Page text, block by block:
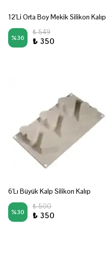
12'Li Orta Boy Mekik Silikon Kalıp
%36
₺ 549
₺ 350
6'Lı Büyük Kalp Silikon Kalıp
%30
₺ 500
₺ 350